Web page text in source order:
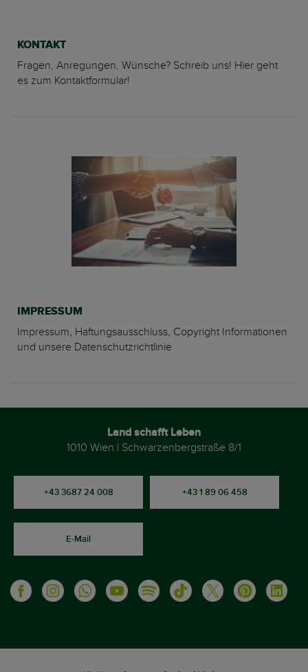
KONTAKT
Fragen, Anregungen, Wünsche? Schreib uns! Hier geht
es zum Kontaktformular!
IMPRESSUM
Impressum, Haftungsausschluss, Copyright Informationen
und unsere Datenschutzrichtlinie
Land schafft Leben
1010 Wien | Schwarzenbergstraße 8/1
+43 3687 24 008 +43 1 89 06 458
E-Mail